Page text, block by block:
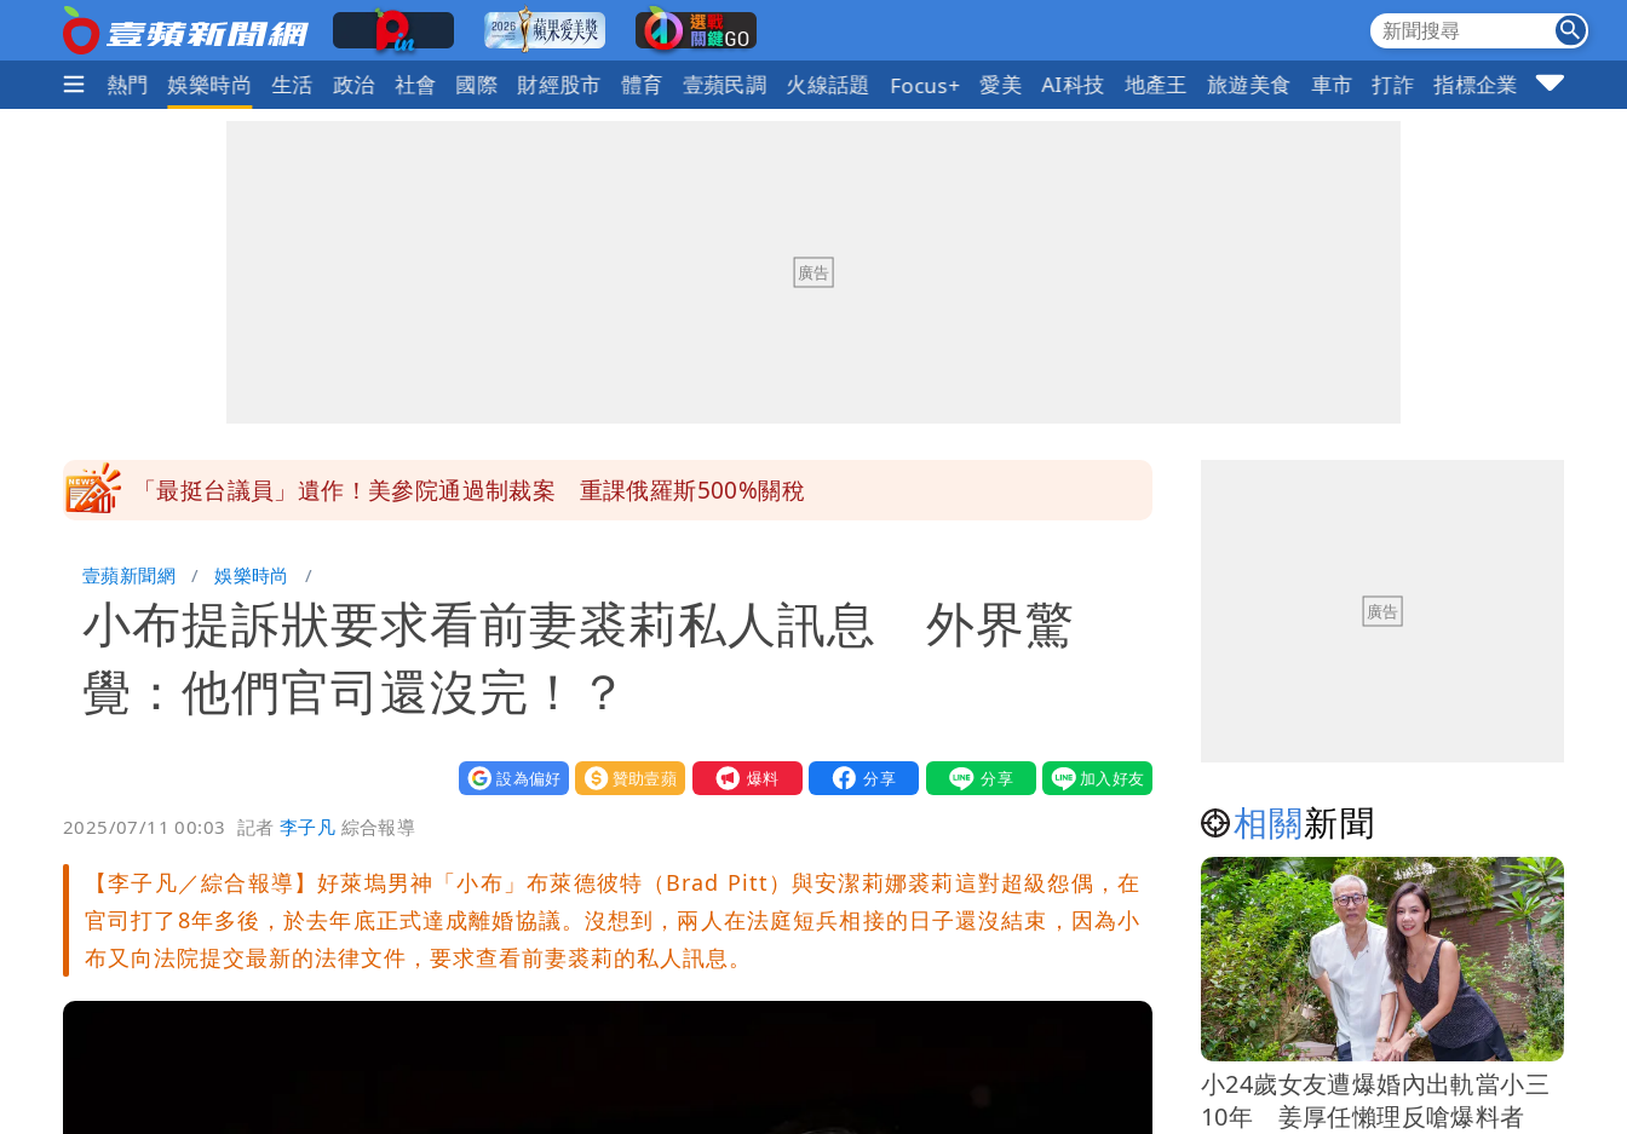
焦點 熱門 娛樂時尚 生活 政治 社會 國際 財經股市 體育 壹蘋民調 火線話題 Focus+ 愛美 AI科技 地產王 旅遊美食 車市 打詐 指標企業 壹蘋頭家
「最挺台議員」遺作！美參院通過制裁案 重課俄羅斯500%關稅
壹蘋新聞網 娛樂時尚
小布提訴狀要求看前妻裘莉私人訊息 外界驚
覺：他們官司還沒完！？
設為偏好 贊助壹蘋 我要爆料
2025/07/11 00:03 記者李子凡 綜合報導
【李子凡／綜合報導】好萊塢男神「小布」布萊德彼特（Brad Pitt）與安潔莉娜裘莉這對超級怨偶，在
官司打了8年多後，於去年底正式達成離婚協議。沒想到，兩人在法庭短兵相接的日子還沒結束，因為小
布又向法院提交最新的法律文件，要求查看前妻裘莉的私人訊息。
相關新聞
小24歲女友遭爆婚內出軌當小三
10年 姜厚任懶理反嗆爆料者